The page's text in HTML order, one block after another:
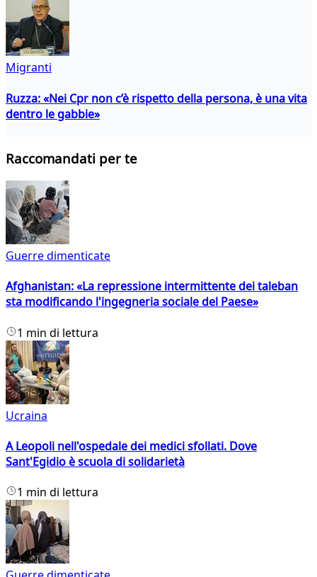
Migranti
Ruzza: «Nei Cpr non c’è rispetto della persona, è una vita
dentro le gabbie»
Raccomandati per te
Guerre dimenticate
Afghanistan: «La repressione intermittente dei taleban
sta modificando l'ingegneria sociale del Paese»
1 min di lettura
Ucraina
A Leopoli nell'ospedale dei medici sfollati. Dove
Sant'Egidio è scuola di solidarietà
1 min di lettura